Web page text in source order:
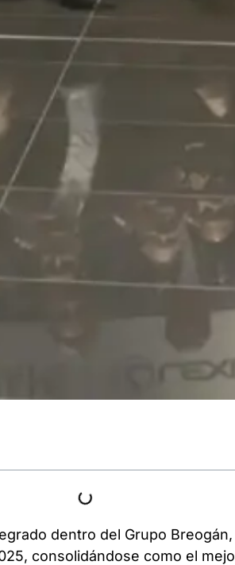
dentro del Grupo
consolidándose como el